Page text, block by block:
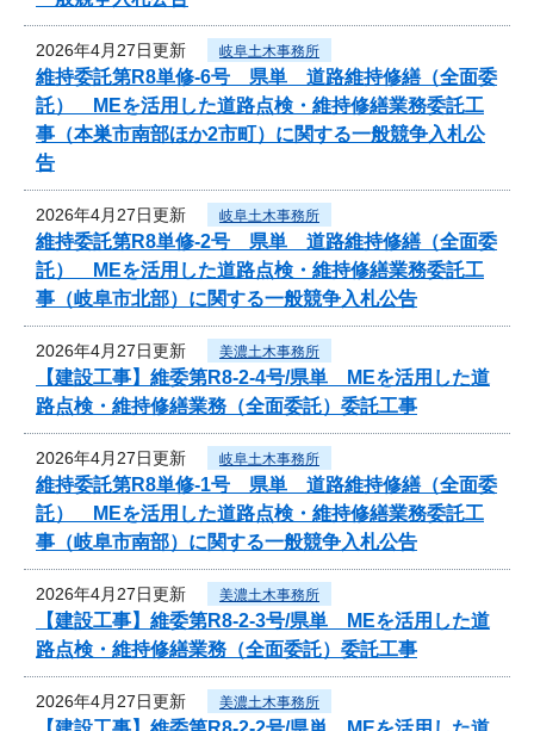
2026年4月27日更新 岐阜土木事務所
維持委託第R8単修-6号 県単 道路維持修繕（全面委
託） MEを活用した道路点検・維持修繕業務委託工
事（本巣市南部ほか2市町）に関する一般競争入札公
告
2026年4月27日更新 岐阜土木事務所
維持委託第R8単修-2号 県単 道路維持修繕（全面委
託） MEを活用した道路点検・維持修繕業務委託工
事（岐阜市北部）に関する一般競争入札公告
2026年4月27日更新 美濃土木事務所
【建設工事】維委第R8-2-4号/県単 MEを活用した道
路点検・維持修繕業務（全面委託）委託工事
2026年4月27日更新 岐阜土木事務所
維持委託第R8単修-1号 県単 道路維持修繕（全面委
託） MEを活用した道路点検・維持修繕業務委託工
事（岐阜市南部）に関する一般競争入札公告
2026年4月27日更新 美濃土木事務所
【建設工事】維委第R8-2-3号/県単 MEを活用した道
路点検・維持修繕業務（全面委託）委託工事
2026年4月27日更新 美濃土木事務所